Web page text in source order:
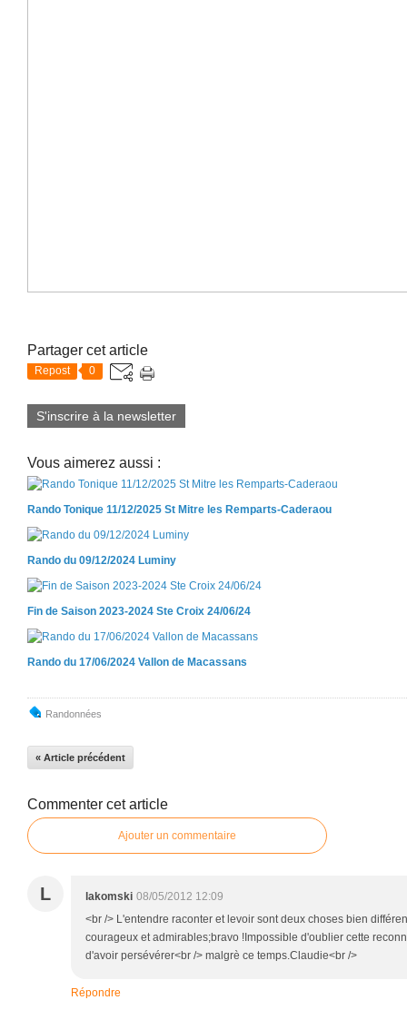
Partager cet article
Repost 0
S'inscrire à la newsletter
Vous aimerez aussi :
Rando Tonique 11/12/2025 St Mitre les Remparts-Caderaou
Rando du 09/12/2024 Luminy
Fin de Saison 2023-2024 Ste Croix 24/06/24
Rando du 17/06/2024 Vallon de Macassans
Randonnées
« Article précédent
Commenter cet article
Ajouter un commentaire
L lakomski 08/05/2012 12:09
<br /> L'entendre raconter et levoir sont deux choses bien
courageux et admirables;bravo !Impossible d'oublier cette
d'avoir persévérer<br /> malgrè ce temps.Claudie<br />
Répondre